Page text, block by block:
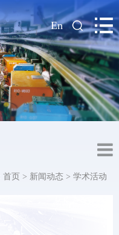
| En
首页 > 新闻动态 > 学术活动